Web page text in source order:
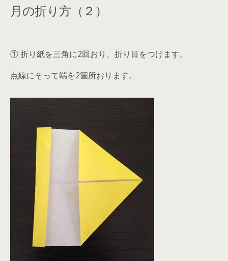
月の折り方（２）
① 折り紙を三角に2回おり、折り目をつけます。
点線にそって端を2箇所おります。